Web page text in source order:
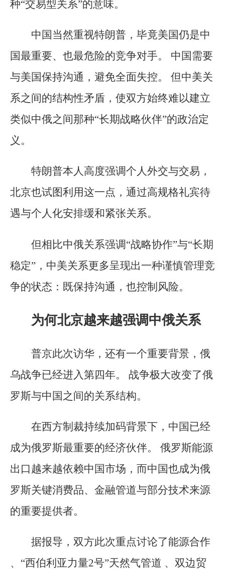
种“交易型关系”的意味。
中国当然重视特朗普，毕竟美国仍是中
国最重要、也最危险的竞争对手。 中国需要
与美国保持沟通，避免全面失控。 但中美关
系之间的结构性矛盾，使双方始终难以建立
类似中俄之间那种“长期战略伙伴”的政治定
义。
特朗普本人高度强调个人外交与交易，
北京也试图利用这一点，通过高规格礼宾待
遇与个人化安排缓和紧张关系。
但相比中俄关系强调“战略协作”与“长期
稳定”，中美关系更多呈现出一种谨慎管理竞
争的状态：既保持沟通，也控制风险。
为何北京越来越强调中俄关系
普京此次访华，还有一个重要背景，俄
乌战争已经进入第四年。 战争极大改变了俄
罗斯与中国之间的关系结构。
在西方制裁持续加码背景下，中国已经
成为俄罗斯最重要的经济伙伴。 俄罗斯能源
出口越来越依赖中国市场，而中国也成为俄
罗斯关键消费品、金融管道与部分技术来源
的重要提供者。
据报导，双方此次重点讨论了能源合作
、“西伯利亚力量2号”天然气管道 、双边贸